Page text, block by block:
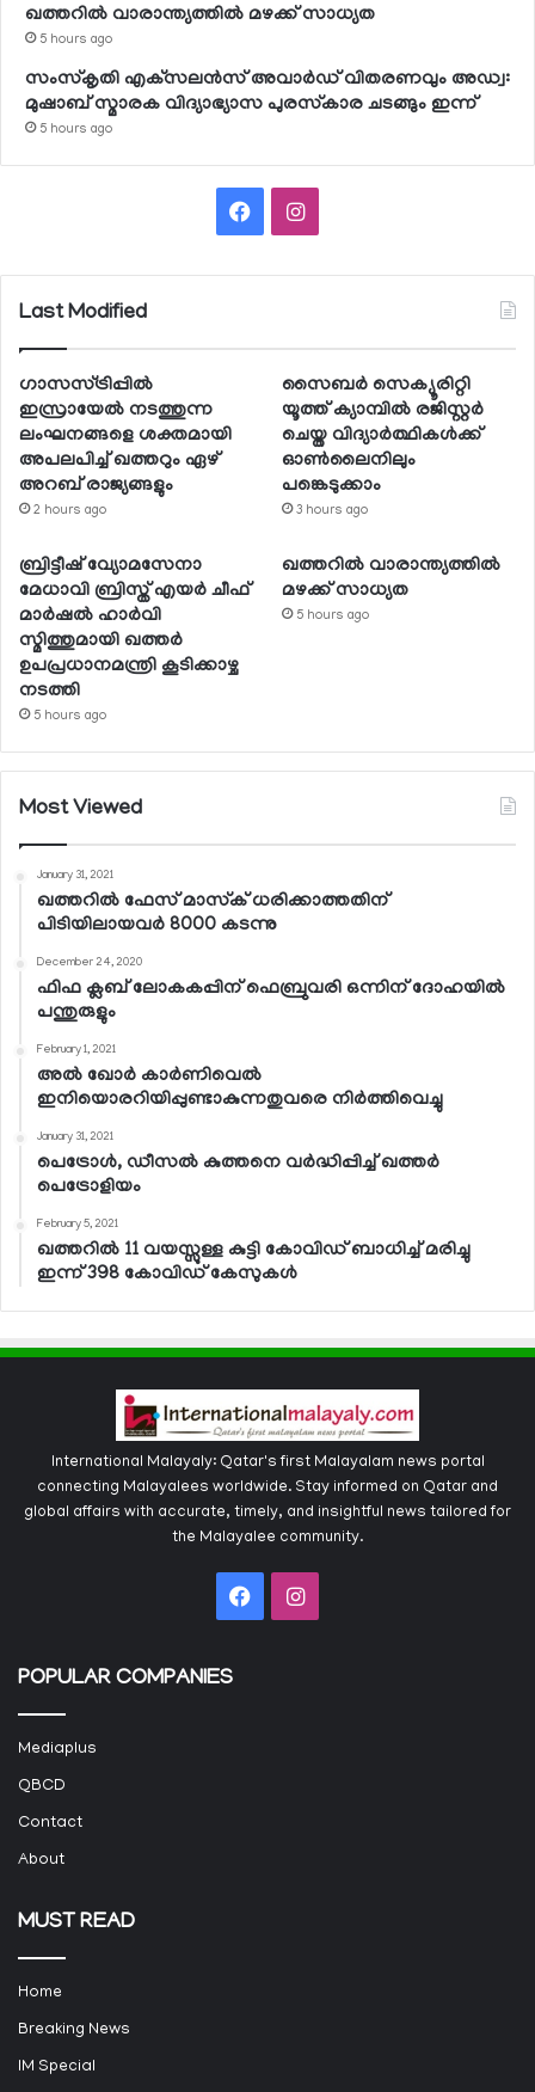
ഖത്തറില്‍ വാരാന്ത്യത്തില്‍ മഴക്ക് സാധ്യത
5 hours ago
സംസ്‌കൃതി എക്‌സലന്‍സ് അവാര്‍ഡ് വിതരണവും അഡ്വ:
മുഷാബ് സ്മാരക വിദ്യാഭ്യാസ പുരസ്‌കാര ചടങ്ങും ഇന്ന്
5 hours ago
FacebookInstagram
Last Modified
ഗാസസ്ട്രിപ്പില്‍
ഇസ്രായേല്‍ നടത്തുന്ന
ലംഘനങ്ങളെ ശക്തമായി
അപലപിച്ച് ഖത്തറും ഏഴ്
അറബ് രാജ്യങ്ങളും
2 hours ago
സൈബര്‍ സെക്യൂരിറ്റി
യൂത്ത് ക്യാമ്പില്‍ രജിസ്റ്റര്‍
ചെയ്ത വിദ്യാര്‍ത്ഥികള്‍ക്ക്
ഓണ്‍ലൈനിലും
പങ്കെടുക്കാം
3 hours ago
ബ്രിട്ടീഷ് വ്യോമസേനാ
മേധാവി ബ്രിസ്ത് എയര്‍ ചീഫ്
മാര്‍ഷല്‍ ഹാര്‍വി
സ്മിത്തുമായി ഖത്തര്‍
ഉപപ്രധാനമന്ത്രി കൂടിക്കാഴ്ച
നടത്തി
5 hours ago
ഖത്തറില്‍ വാരാന്ത്യത്തില്‍
മഴക്ക് സാധ്യത
5 hours ago
Most Viewed
January 31, 2021
ഖത്തറില്‍ ഫേസ് മാസ്‌ക് ധരിക്കാത്തതിന്
പിടിയിലായവര്‍ 8000 കടന്നു
December 24, 2020
ഫിഫ ക്ലബ് ലോകകപ്പിന് ഫെബ്രുവരി ഒന്നിന് ദോഹയില്‍
പന്തുരുളും
February 1, 2021
അല്‍ ഖോര്‍ കാര്‍ണിവെല്‍
ഇനിയൊരറിയിപ്പുണ്ടാകുന്നതുവരെ നിര്‍ത്തിവെച്ചു
January 31, 2021
പെട്രോള്‍, ഡീസല്‍ കുത്തനെ വര്‍ദ്ധിപ്പിച്ച് ഖത്തര്‍
പെട്രോളിയം
February 5, 2021
ഖത്തറില്‍ 11 വയസ്സുള്ള കുട്ടി കോവിഡ് ബാധിച്ച് മരിച്ചു
ഇന്ന് 398 കോവിഡ് കേസുകള്‍
International Malayaly: Qatar's first Malayalam news portal
connecting Malayalees worldwide. Stay informed on Qatar and
global affairs with accurate, timely, and insightful news tailored for
the Malayalee community.
FacebookInstagram
POPULAR COMPANIES
Mediaplus
QBCD
Contact
About
MUST READ
Home
Breaking News
IM Special